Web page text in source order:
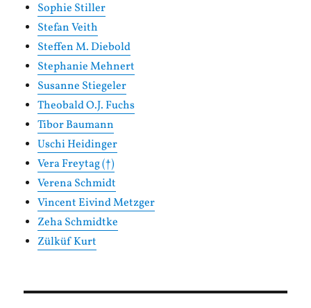
Sophie Stiller
Stefan Veith
Steffen M. Diebold
Stephanie Mehnert
Susanne Stiegeler
Theobald O.J. Fuchs
Tibor Baumann
Uschi Heidinger
Vera Freytag (†)
Verena Schmidt
Vincent Eivind Metzger
Zeha Schmidtke
Zülküf Kurt